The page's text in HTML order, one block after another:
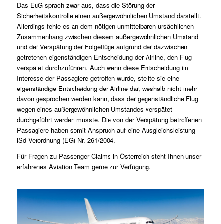
Das EuG sprach zwar aus, dass die Störung der
Sicherheitskontrolle einen außergewöhnlichen Umstand darstellt.
Allerdings fehle es an dem nötigen unmittelbaren ursächlichen
Zusammenhang zwischen diesem außergewöhnlichen Umstand
und der Verspätung der Folgeflüge aufgrund der dazwischen
getretenen eigenständigen Entscheidung der Airline, den Flug
verspätet durchzuführen. Auch wenn diese Entscheidung im
Interesse der Passagiere getroffen wurde, stellte sie eine
eigenständige Entscheidung der Airline dar, weshalb nicht mehr
davon gesprochen werden kann, dass der gegenständliche Flug
wegen eines außergewöhnlichen Umstandes verspätet
durchgeführt werden musste. Die von der Verspätung betroffenen
Passagiere haben somit Anspruch auf eine Ausgleichsleistung
iSd Verordnung (EG) Nr. 261/2004.
Für Fragen zu Passenger Claims in Österreich steht Ihnen unser
erfahrenes Aviation Team gerne zur Verfügung.